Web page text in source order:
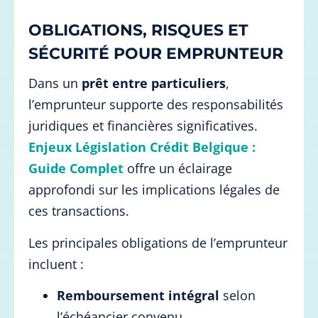
OBLIGATIONS, RISQUES ET
SÉCURITÉ POUR EMPRUNTEUR
Dans un prêt entre particuliers,
l’emprunteur supporte des responsabilités
juridiques et financières significatives.
Enjeux Législation Crédit Belgique :
Guide Complet offre un éclairage
approfondi sur les implications légales de
ces transactions.
Les principales obligations de l’emprunteur
incluent :
Remboursement intégral selon